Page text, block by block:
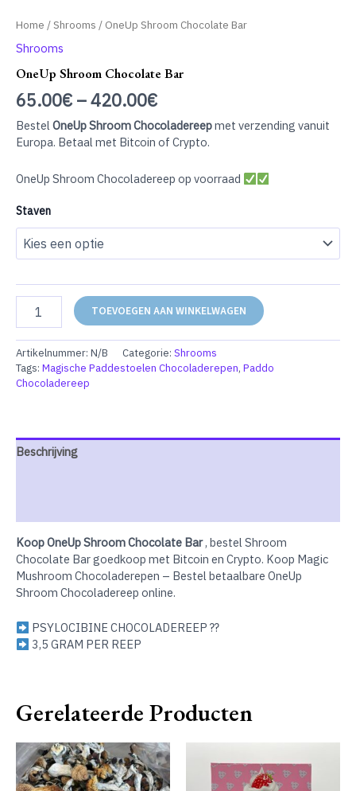
Home /Shrooms / OneUp Shroom Chocolate Bar
Shrooms
OneUp Shroom Chocolate Bar
65.00€ –420.00€
Bestel OneUp Shroom Chocoladereepmet verzending vanuit
Europa. Betaal met Bitcoin of Crypto.
OneUp Shroom Chocoladereep op voorraad
Staven
Shroom
Bar
aantal
TOEVOEGEN AAN WINKELWAGEN
Artikelnummer: N/B Categorie: Shrooms
Tags: Magische Paddestoelen Chocoladerepen, Paddo
Chocoladereep
Beschrijving
Koop OneUp Shroom Chocolate Bar, bestel Shroom
Chocolate Bar goedkoop met Bitcoin en Crypto. Koop Magic
Mushroom Chocoladerepen – Bestel betaalbare OneUp
Shroom Chocoladereep online.
PSYLOCIBINE CHOCOLADEREEP ??
3,5 GRAM PER REEP
Gerelateerde Producten